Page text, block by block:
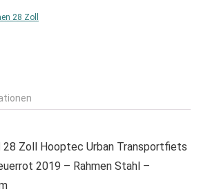
28 Zoll
28 Zoll Hooptec Urban Transportfiets
2019 – Rahmen Stahl –